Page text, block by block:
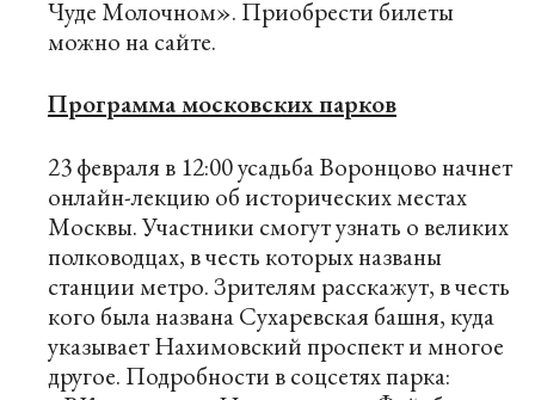
Чуде Молочном». Приобрести билеты
можно насайте.
Программа московских парков
23 февраля в 12:00 усадьба Воронцово начнет
онлайн-лекцию об исторических местах
Москвы. Участники смогут узнать о великих
полководцах, в честь которых названы
станции метро. Зрителям расскажут, в честь
кого была названа Сухаревская башня, куда
указывает Нахимовский проспект и многое
другое. Подробности в соцсетях парка: